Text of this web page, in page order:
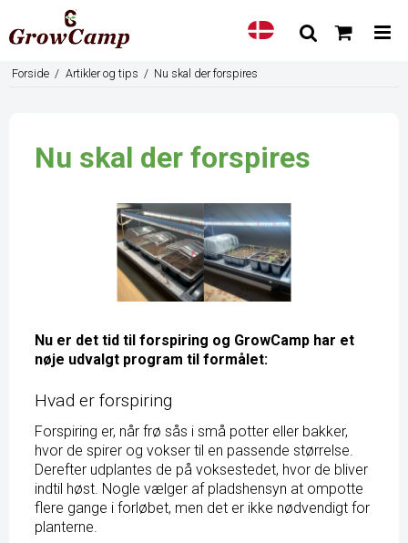
Forside / Artikler og tips / Nu skal der forspires
Nu skal der forspires
Nu er det tid til forspiring og GrowCamp har et
nøje udvalgt program til formålet:
Hvad er forspiring
Forspiring er, når frø sås i små potter eller bakker,
hvor de spirer og vokser til en passende størrelse.
Derefter udplantes de på voksestedet, hvor de bliver
indtil høst. Nogle vælger af pladshensyn at ompotte
flere gange i forløbet, men det er ikke nødvendigt for
planterne.